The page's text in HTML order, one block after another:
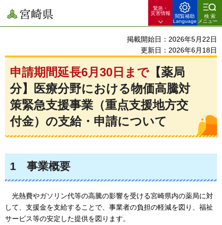
宮崎県
緊急・
災害情報
閲覧補助
Language
検索
メニュー
掲載開始日：2026年5月22日
更新日：2026年6月18日
申請期間延長6月30日まで【薬局
分】医療分野における物価高騰対
策緊急支援事業（重点支援地方交
付金）の支給・申請について
1 事業概要
光熱費やガソリン代等の高騰の影響を受ける宮崎県内の薬局に対
して、支援金を支給することで、事業者の負担の軽減を図り、福祉
サービス等の安定した提供を図ります。